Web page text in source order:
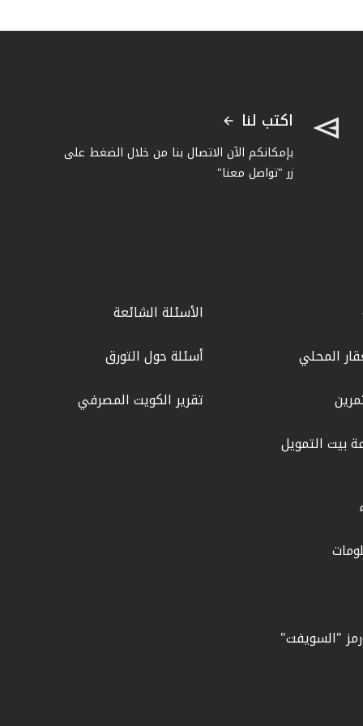
اكتب لنا
بإمكانكم الآن الاتصال بنا من خلال الضغط على
زر "تواصل معنا"
المحلي
بيت التمويل
"السويفت"
الأسئلة الشائعة
أسئلة حول التورق
تقرير الكويت المصرفي